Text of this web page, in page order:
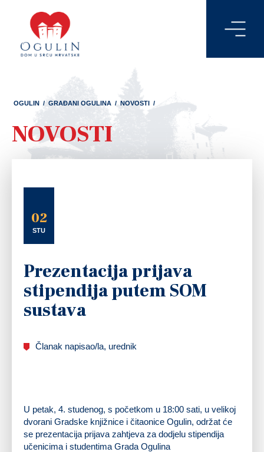
OGULIN / GRAĐANI OGULINA / NOVOSTI /
NOVOSTI
02
STU
Prezentacija prijava
stipendija putem SOM
sustava
Članak napisao/la, urednik
U petak, 4. studenog, s početkom u 18:00 sati, u velikoj
dvorani Gradske knjižnice i čitaonice Ogulin, održat će
se prezentacija prijava zahtjeva za dodjelu stipendija
učenicima i studentima Grada Ogulina